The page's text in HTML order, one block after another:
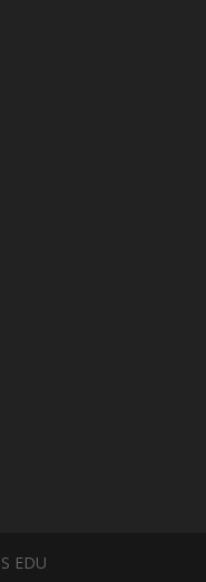
EDU